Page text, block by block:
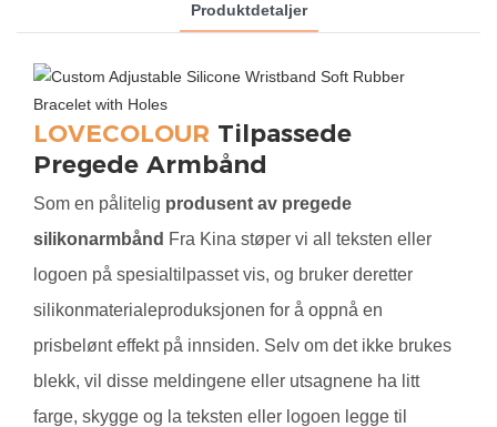
Produktdetaljer
LOVECOLOUR Tilpassede
Pregede Armbånd
Som en pålitelig produsent av pregede
silikonarmbånd Fra Kina støper vi all teksten eller
logoen på spesialtilpasset vis, og bruker deretter
silikonmaterialeproduksjonen for å oppnå en
prisbelønt effekt på innsiden. Selv om det ikke brukes
blekk, vil disse meldingene eller utsagnene ha litt
farge, skygge og la teksten eller logoen legge til